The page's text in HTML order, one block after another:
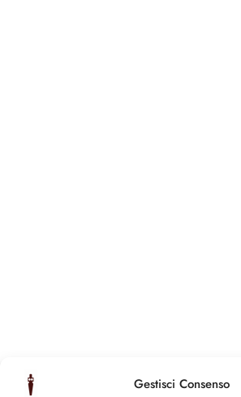
Gestisci Consenso